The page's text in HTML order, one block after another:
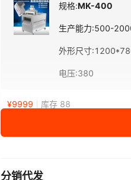
规格:MK-400
生产能力:500-
外形尺寸:
电压:380
¥9999 库存 88
分销代发